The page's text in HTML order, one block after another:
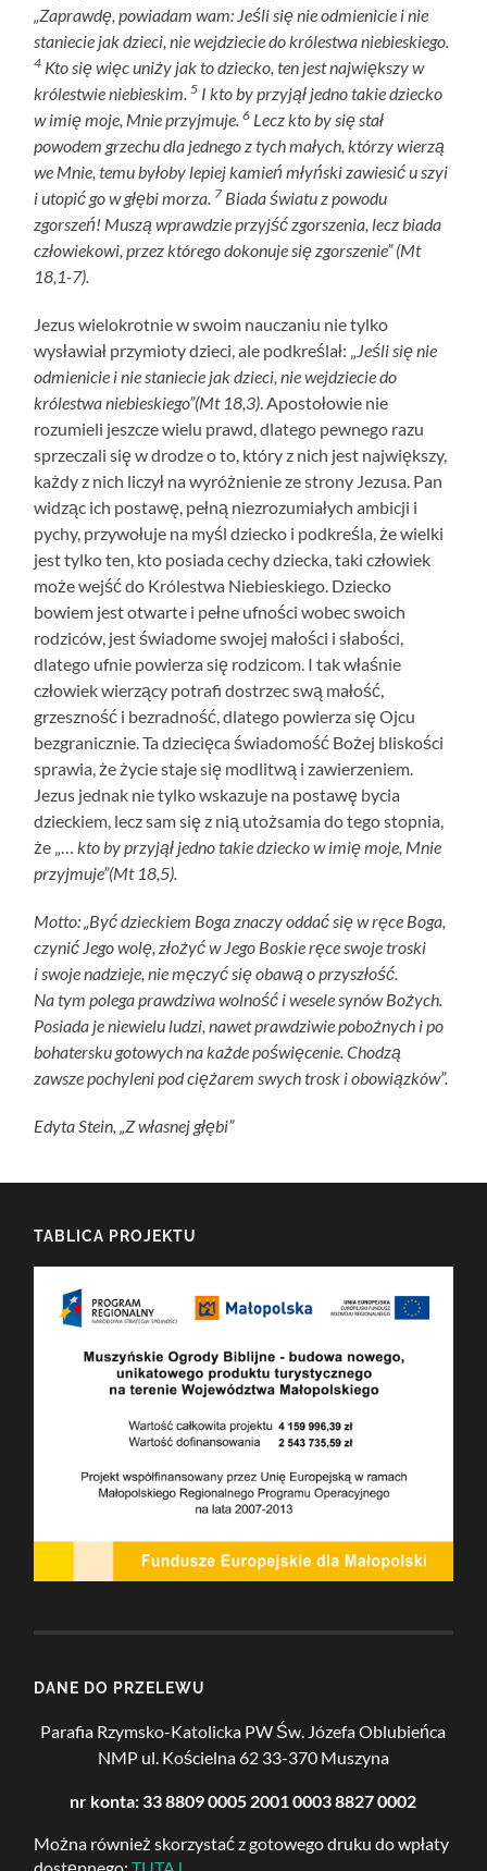
„Zaprawdę, powiadam wam: Jeśli się nie odmienicie i nie
staniecie jak dzieci, nie wejdziecie do królestwa niebieskiego.
4 Kto się więc uniży jak to dziecko, ten jest największy w
królestwie niebieskim.5 I kto by przyjął jedno takie dziecko
w imię moje, Mnie przyjmuje.6 Lecz kto by się stał
powodem grzechu dla jednego z tych małych, którzy wierzą
we Mnie, temu byłoby lepiej kamień młyński zawiesić u szyi
i utopić go w głębi morza. 7 Biada światu z powodu
zgorszeń! Muszą wprawdzie przyjść zgorszenia, lecz biada
człowiekowi, przez którego dokonuje się zgorszenie” (Mt
18,1-7).
Jezus wielokrotnie w swoim nauczaniu nie tylko
wysławiał przymioty dzieci, ale podkreślał: „
Jeśli się nie
odmienicie i nie staniecie jak dzieci, nie wejdziecie do
królestwa niebieskiego”(Mt 18,3) . Apostołowie nie
rozumieli jeszcze wielu prawd, dlatego pewnego razu
sprzeczali się w drodze o to, który z nich jest największy,
każdy z nich liczył na wyróżnienie ze strony Jezusa. Pan
widząc ich postawę, pełną niezrozumiałych ambicji i
pychy, przywołuje na myśl dziecko i podkreśla, że wielki
jest tylko ten, kto posiada cechy dziecka, taki człowiek
może wejść do Królestwa Niebieskiego. Dziecko
bowiem jest otwarte i pełne ufności wobec swoich
rodziców, jest świadome swojej małości i słabości,
dlatego ufnie powierza się rodzicom. I tak właśnie
człowiek wierzący potrafi dostrzec swą małość,
grzeszność i bezradność, dlatego powierza się Ojcu
bezgranicznie. Ta dziecięca świadomość Bożej bliskości
sprawia, że życie staje się modlitwą i zawierzeniem.
Jezus jednak nie tylko wskazuje na postawę bycia
dzieckiem, lecz sam się z nią utożsamia do tego stopnia,
że „…
kto by przyjął jedno takie dziecko w imię moje, Mnie
przyjmuje”(Mt 18,5).
Motto: „Być dzieckiem Boga znaczy oddać się w ręce Boga,
czynić Jego wolę, złożyć w Jego Boskie ręce swoje troski
i swoje nadzieje, nie męczyć się obawą o przyszłość.
Na tym polega prawdziwa wolność i wesele synów Bożych.
Posiada je niewielu ludzi, nawet prawdziwie pobożnych i po
bohatersku gotowych na każde poświęcenie. Chodzą
zawsze pochyleni pod ciężarem swych trosk i obowiązków”.
Edyta Stein, „Z własnej głębi”
TABLICA PROJEKTU
DANE DO PRZELEWU
Parafia Rzymsko-Katolicka PW Św. Józefa Oblubieńca
NMP ul. Kościelna 62 33-370 Muszyna
nr konta: 33 8809 0005 2001 0003 8827 0002
Można również skorzystać z gotowego druku do wpłaty
dostępnego: TUTAJ